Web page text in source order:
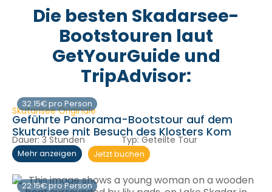
Die besten Skadarsee-
Bootstouren laut
GetYourGuide und
TripAdvisor:
32.15€ pro Person
Skutarisee Originale
Geführte Panorama-Bootstour auf dem
Skutarisee mit Besuch des Klosters Kom
Dauer: 3 Stunden Typ: Geteilte Tour
Mehr anzeigen Jetzt buchen
22.15€ pro Person